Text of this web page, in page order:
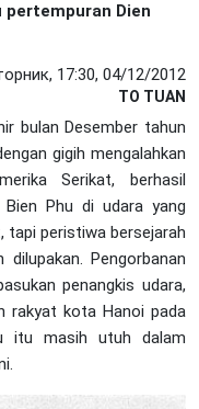
Dien
17:30, 04/12/2012
TO TUAN
bulan Desember tahun
gigih mengalahkan
Serikat, berhasil
Phu di udara yang
tapi peristiwa bersejarah
Pengorbanan
penangkis udara,
rakyat kota Hanoi pada
itu masih utuh dalam